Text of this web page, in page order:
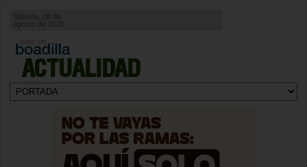
ACTUALIDAD
Sábado, 08 de
agosto de 2026